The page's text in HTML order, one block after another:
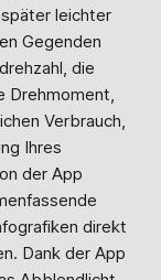
leichter
Gegenden
die
Verbrauch,
Ihres
der App
direkt
Dank der App